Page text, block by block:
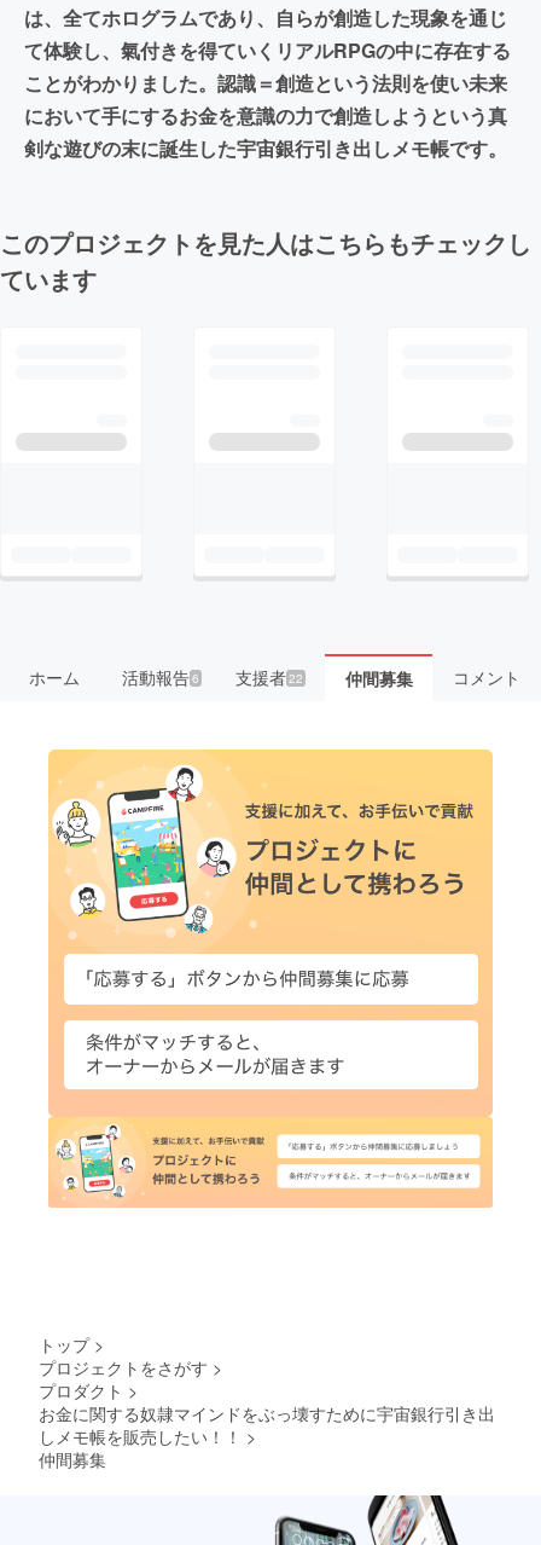
は、全てホログラムであり、自らが創造した現象を通じ
て体験し、氣付きを得ていくリアルRPGの中に存在する
ことがわかりました。認識＝創造という法則を使い未来
において手にするお金を意識の力で創造しようという真
剣な遊びの末に誕生した宇宙銀行引き出しメモ帳です。
このプロジェクトを見た人はこちらもチェックし
ています
ホーム 活動報告6 支援者 22 仲間募集 コメント
トップ >
プロジェクトをさがす >
プロダクト >
お金に関する奴隷マインドをぶっ壊すために宇宙銀行引き出
しメモ帳を販売したい！！ >
仲間募集